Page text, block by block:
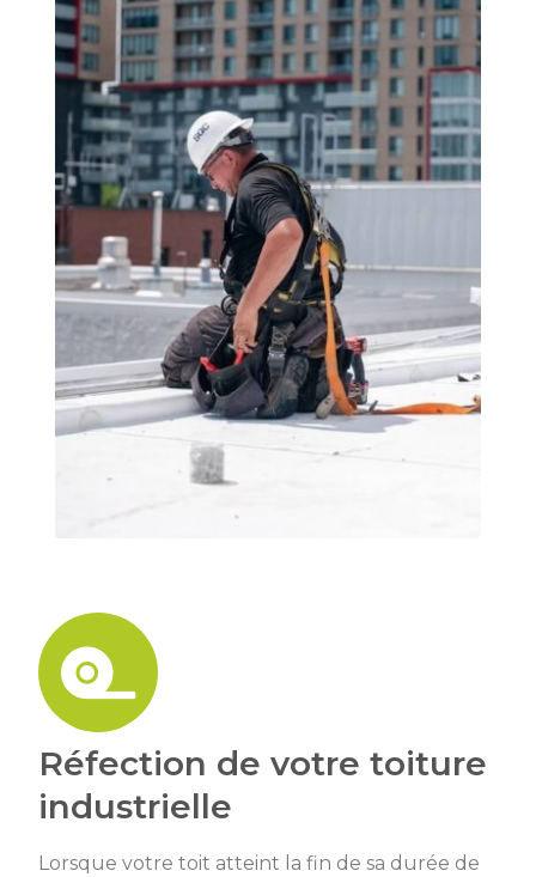
Réfection de votre toiture
industrielle
Lorsque votre toit atteint la fin de sa durée de